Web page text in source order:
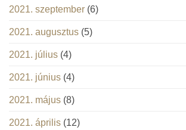
2021. szeptember (6)
2021. augusztus (5)
2021. július (4)
2021. június (4)
2021. május (8)
2021. április (12)